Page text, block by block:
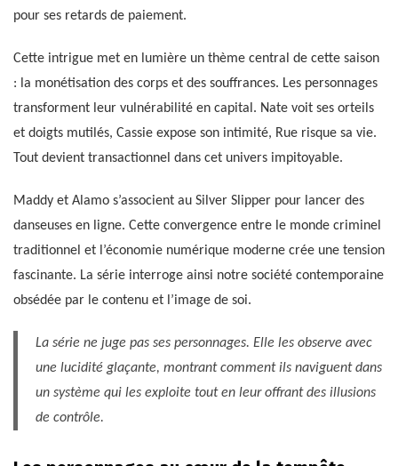
pour ses retards de paiement.
Cette intrigue met en lumière un thème central de cette saison
: la monétisation des corps et des souffrances. Les personnages
transforment leur vulnérabilité en capital. Nate voit ses orteils
et doigts mutilés, Cassie expose son intimité, Rue risque sa vie.
Tout devient transactionnel dans cet univers impitoyable.
Maddy et Alamo s’associent au Silver Slipper pour lancer des
danseuses en ligne. Cette convergence entre le monde criminel
traditionnel et l’économie numérique moderne crée une tension
fascinante. La série interroge ainsi notre société contemporaine
obsédée par le contenu et l’image de soi.
La série ne juge pas ses personnages. Elle les observe avec
une lucidité glaçante, montrant comment ils naviguent dans
un système qui les exploite tout en leur offrant des illusions
de contrôle.